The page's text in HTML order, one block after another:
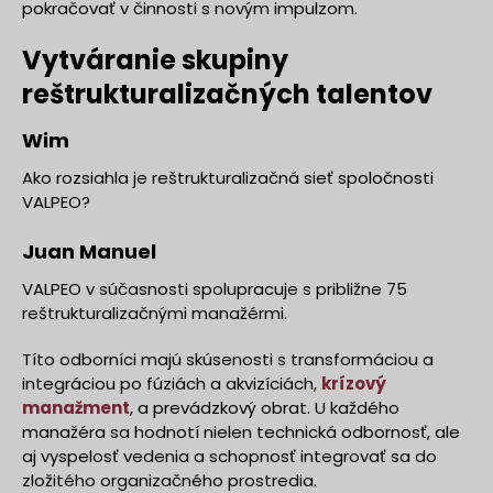
pokračovať v činnosti s novým impulzom.
Vytváranie skupiny
reštrukturalizačných talentov
Wim
Ako rozsiahla je reštrukturalizačná sieť spoločnosti
VALPEO?
Juan Manuel
VALPEO v súčasnosti spolupracuje s približne 75
reštrukturalizačnými manažérmi.
Títo odborníci majú skúsenosti s transformáciou a
integráciou po fúziách a akvizíciách, krízový
manažment, a prevádzkový obrat. U každého
manažéra sa hodnotí nielen technická odbornosť, ale
aj vyspelosť vedenia a schopnosť integrovať sa do
zložitého organizačného prostredia.